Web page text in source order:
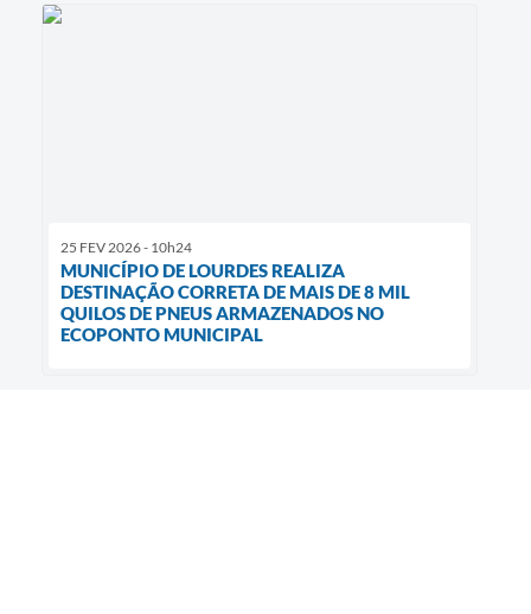
25 FEV 2026 - 10h24
MUNICÍPIO DE LOURDES REALIZA
DESTINAÇÃO CORRETA DE MAIS DE 8 MIL
QUILOS DE PNEUS ARMAZENADOS NO
ECOPONTO MUNICIPAL